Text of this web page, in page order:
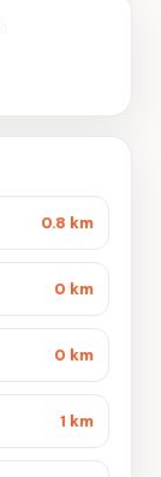
0.8 km
0 km
0 km
1 km